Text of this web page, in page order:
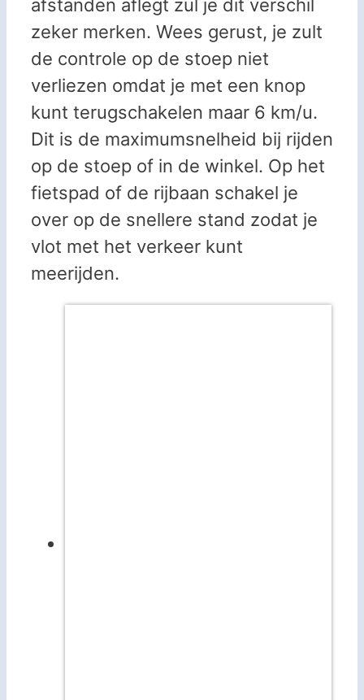
afstanden aflegt zul je dit verschil
zeker merken. Wees gerust, je zult
de controle op de stoep niet
verliezen omdat je met een knop
kunt terugschakelen maar 6 km/u.
Dit is de maximumsnelheid bij rijden
op de stoep of in de winkel. Op het
fietspad of de rijbaan schakel je
over op de snellere stand zodat je
vlot met het verkeer kunt
meerijden.